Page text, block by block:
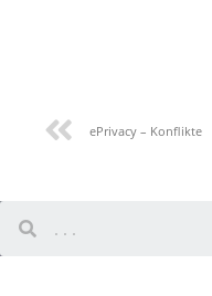
ePrivacy – Konflikte